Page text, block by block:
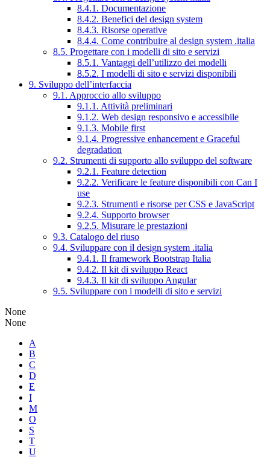
8.4.1. Documentazione
8.4.2. Benefici del design system
8.4.3. Risorse operative
8.4.4. Come contribuire al design system .italia
8.5. Progettare con i modelli di sito e servizi
8.5.1. Vantaggi dell’utilizzo dei modelli
8.5.2. I modelli di sito e servizi disponibili
9. Sviluppo dell’interfaccia
9.1. Approccio allo sviluppo
9.1.1. Attività preliminari
9.1.2. Web design responsivo e accessibile
9.1.3. Mobile first
9.1.4. Progressive enhancement e Graceful
degradation
9.2. Strumenti di supporto allo sviluppo del software
9.2.1. Feature detection
9.2.2. Verificare le feature disponibili con Can I
use
9.2.3. Strumenti e risorse per CSS e JavaScript
9.2.4. Supporto browser
9.2.5. Misurare le prestazioni
9.3. Catalogo del riuso
9.4. Sviluppare con il design system .italia
9.4.1. Il framework Bootstrap Italia
9.4.2. Il kit di sviluppo React
9.4.3. Il kit di sviluppo Angular
9.5. Sviluppare con i modelli di sito e servizi
None
None
A
B
C
D
E
I
M
O
S
T
U